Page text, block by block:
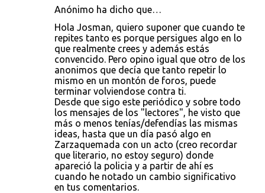
Anónimo ha dicho que…
Hola Josman, quiero suponer que cuando te
repites tanto es porque persigues algo en lo
que realmente crees y además estás
convencido. Pero opino igual que otro de los
anonimos que decía que tanto repetir lo
mismo en un montón de foros, puede
terminar volviendose contra ti.
Desde que sigo este periódico y sobre todo
los mensajes de los "lectores", he visto que
más o menos tenías/defendías las mismas
ideas, hasta que un día pasó algo en
Zarzaquemada con un acto (creo recordar
que literario, no estoy seguro) donde
apareció la policia y a partir de ahí es
cuando he notado un cambio significativo
en tus comentarios.